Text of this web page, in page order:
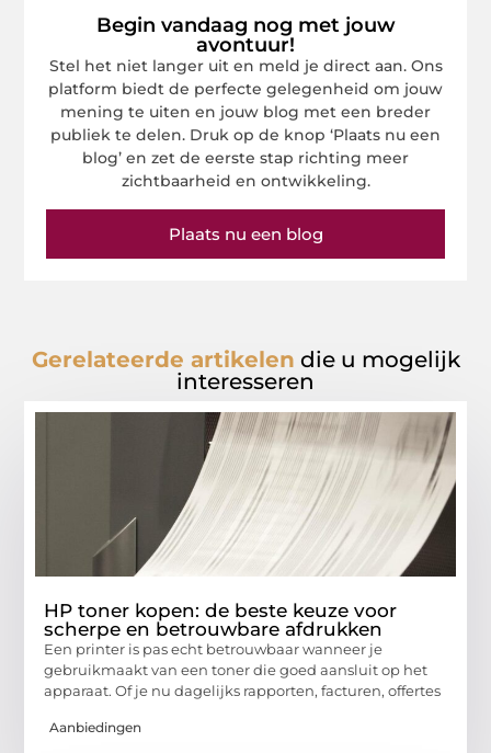
Begin vandaag nog met jouw
avontuur!
Stel het niet langer uit en meld je direct aan. Ons
platform biedt de perfecte gelegenheid om jouw
mening te uiten en jouw blog met een breder
publiek te delen. Druk op de knop ‘Plaats nu een
blog’ en zet de eerste stap richting meer
zichtbaarheid en ontwikkeling.
Plaats nu een blog
Gerelateerde artikelen die u mogelijk
interesseren
HP toner kopen: de beste keuze voor
scherpe en betrouwbare afdrukken
Een printer is pas echt betrouwbaar wanneer je
gebruikmaakt van een toner die goed aansluit op het
apparaat. Of je nu dagelijks rapporten, facturen, offertes
Aanbiedingen